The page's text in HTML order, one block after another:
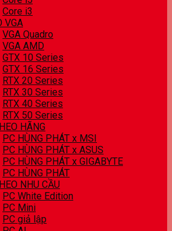
Core i3
VGA
VGA Quadro
VGA AMD
GTX 10 Series
GTX 16 Series
RTX 20 Series
RTX 30 Series
RTX 40 Series
RTX 50 Series
HÃNG
PC HÙNG PHÁT x MSI
PC HÙNG PHÁT x ASUS
PC HÙNG PHÁT x GIGABYTE
PC HÙNG PHÁT
NHU CẦU
PC White Edition
PC Mini
PC giả lập